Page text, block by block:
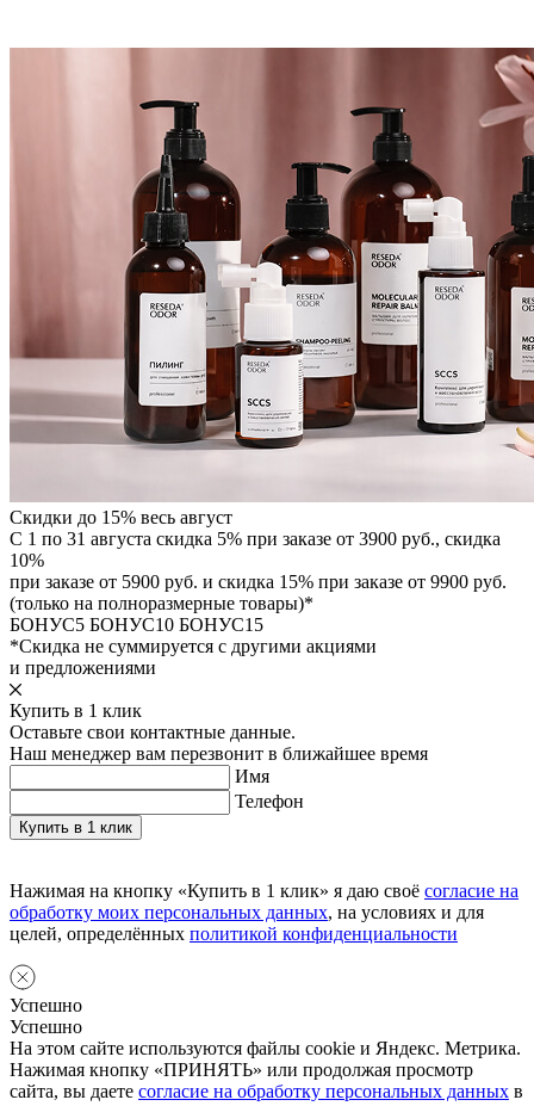
Скидки до 15% весь август
С 1 по 31 августа скидка 5% при заказе от 3900 руб., скидка
10%
при заказе от 5900 руб. и скидка 15% при заказе от 9900 руб.
(только на полноразмерные товары)*
БОНУС5 БОНУС10 БОНУС15
*Скидка не суммируется с другими акциями
и предложениями
Купить в 1 клик
Оставьте свои контактные данные.
Наш менеджер вам перезвонит в ближайшее время
Имя
Телефон
Нажимая на кнопку «Купить в 1 клик» я даю своё согласие на
обработку моих персональных данных, на условиях и для
целей, определённых политикой конфиденциальности
Успешно
Успешно
На этом сайте используются файлы cookie и Яндекс. Метрика.
Нажимая кнопку «ПРИНЯТЬ» или продолжая просмотр
сайта, вы даете согласие на обработку персональных данных в